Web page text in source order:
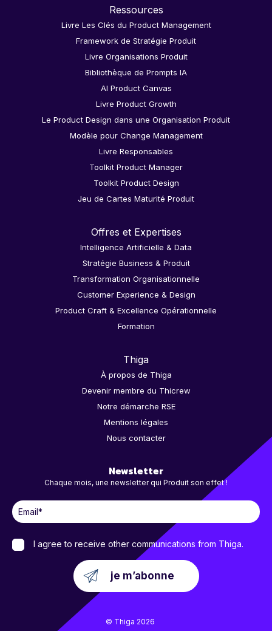
Ressources
Livre Les Clés du Product Management
Framework de Stratégie Produit
Livre Organisations Produit
Bibliothèque de Prompts IA
AI Product Canvas
Livre Product Growth
Le Product Design dans une Organisation Produit
Modèle pour Change Management
Livre Responsables
Toolkit Product Manager
Toolkit Product Design
Jeu de Cartes Maturité Produit
Offres et Expertises
Intelligence Artificielle & Data
Stratégie Business & Produit
Transformation Organisationnelle
Customer Experience & Design
Product Craft & Excellence Opérationnelle
Formation
Thiga
À propos de Thiga
Devenir membre du Thicrew
Notre démarche RSE
Mentions légales
Nous contacter
Newsletter
Chaque mois, une newsletter qui Produit son effet !
I agree to receive other communications from Thiga.
© Thiga 2026